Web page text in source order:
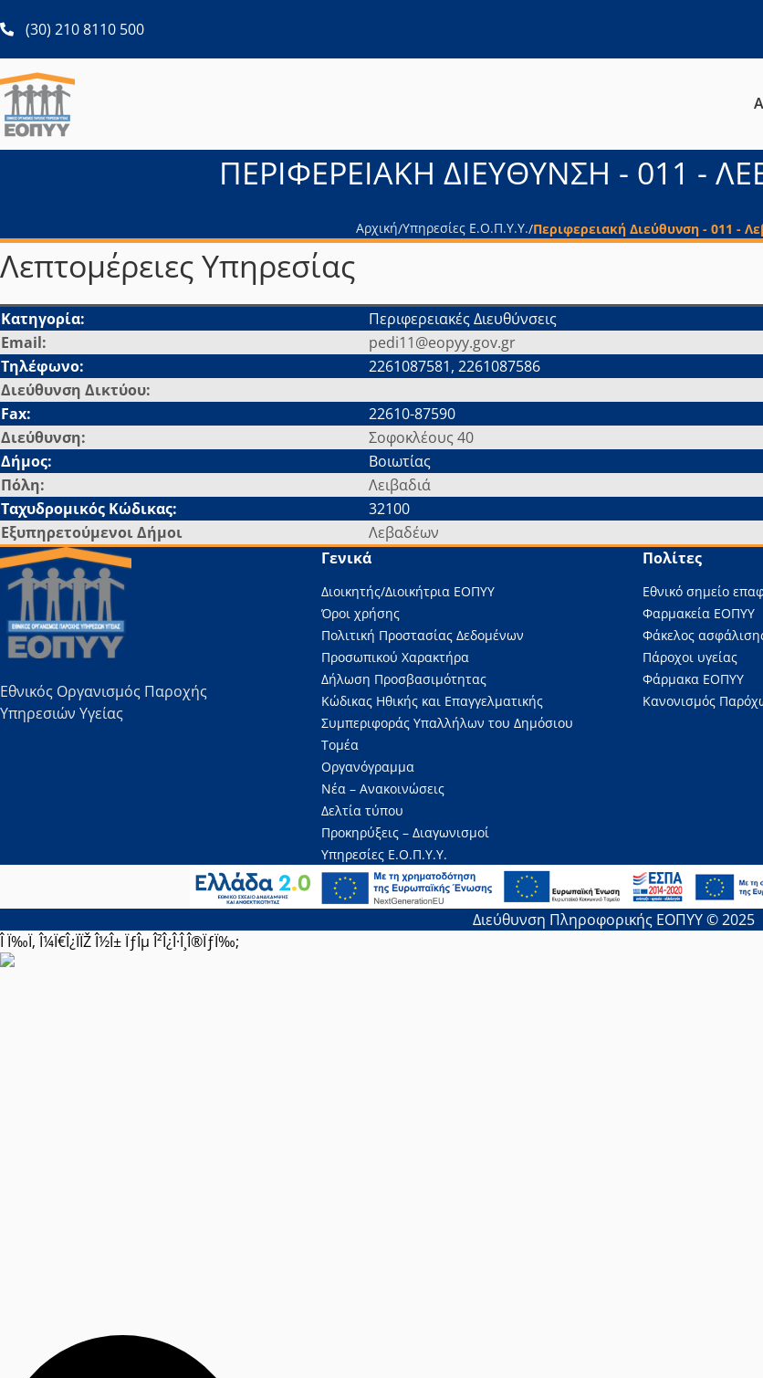
(30) 210 8110 500ανοίγει σε νέα καρτέλα
ΠΕΡΙΦΕΡΕΙΑΚΗ ΔΙΕΥΘΥΝΣΗ - 011 -
Αρχική/Υπηρεσίες Ε.Ο.Π.Υ.Υ./Περιφερειακή Διεύθυνση - 011 -
Λεπτομέρειες Υπηρεσίας
Κατηγορία:
Περιφερειακές Διευθύνσεις
Email:
pedi11@eopyy.gov.gr
Τηλέφωνο:
2261087581, 2261087586
Διεύθυνση Δικτύου:
Fax:
22610-87590
Διεύθυνση:
Σοφοκλέους 40
Δήμος:
Βοιωτίας
Πόλη:
Λειβαδιά
Ταχυδρομικός Κώδικας:
32100
Εξυπηρετούμενοι Δήμοι
Λεβαδέων
Εθνικός Οργανισμός Παροχής
Υπηρεσιών Υγείας
Γενικά
Διοικητής/Διοικήτρια ΕΟΠΥΥ
Όροι χρήσης
Πολιτική Προστασίας Δεδομένων
Προσωπικού Χαρακτήρα
Δήλωση Προσβασιμότητας
Κώδικας Ηθικής και Επαγγελματικής
Συμπεριφοράς Υπαλλήλων του Δημόσιου
Τομέα
Οργανόγραμμα
Νέα – Ανακοινώσεις
Δελτία τύπου
Προκηρύξεις – Διαγωνισμοί
Υπηρεσίες Ε.Ο.Π.Υ.Υ.
Πολίτες
Εθνικό σημείο
Φαρμακεία ΕΟΠΥΥ
Φάκελος
Πάροχοι υγείας
Φάρμακα ΕΟΠΥΥ
Κανονισμός
Διεύθυνση Πληροφορικής ΕΟΠΥΥ © 2025
Î Ï‰Ï‚ Î¼Ï€Î¿ÏÏŽ Î½Î± ÏƒÎµ Î²Î¿Î·Î¸Î®ÏƒÏ‰;